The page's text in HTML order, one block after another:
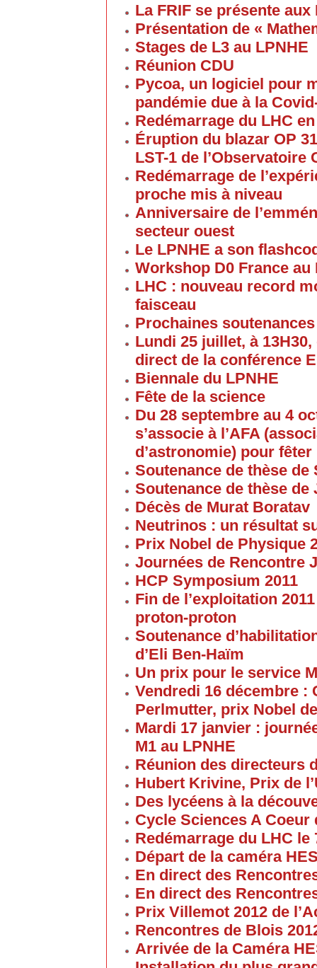
La FRIF se présente aux
Présentation de «
Stages de L3 au LPNHE
Réunion CDU
Pycoa, un logiciel pour
pandémie due à la
Redémarrage du LHC en
Éruption du blazar OP
LST-1 de l’Observatoire
Redémarrage de
proche mis à niveau
Anniversaire de
secteur ouest
Le LPNHE a son
Workshop D0 France au
LHC : nouveau record
faisceau
Prochaines
Lundi 25 juillet, à
direct de la conférence
Biennale du LPNHE
Fête de la science
Du 28 septembre au 4
s’associe à l’AFA
d’astronomie) pour fêter
Soutenance de thèse
Soutenance de thèse
Décès de Murat Boratav
Neutrinos : un résultat
Prix Nobel de Physique
Journées de Rencontre
HCP Symposium 2011
Fin de l’exploitation
proton-proton
Soutenance
d’Eli Ben-Haïm
Un prix pour le service
Vendredi 16 décembre :
Perlmutter, prix Nobel
Mardi 17 janvier :
M1 au LPNHE
Réunion des directeurs
Hubert Krivine, Prix de
Des lycéens à la
Cycle Sciences A Coeur
Redémarrage du LHC le
Départ de la caméra
En direct des
En direct des
Prix Villemot 2012 de
Rencontres de Blois
Arrivée de la Caméra